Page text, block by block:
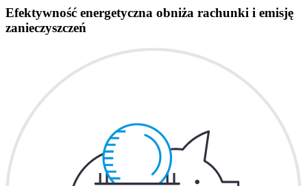
Efektywność energetyczna obniża rachunki i emisję
zanieczyszczeń